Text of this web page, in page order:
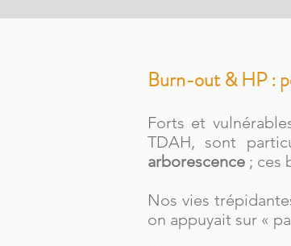
Burn-out & HP :
Forts et
TDAH, sont
arborescence ; ces
Nos vies
on appuyait sur «